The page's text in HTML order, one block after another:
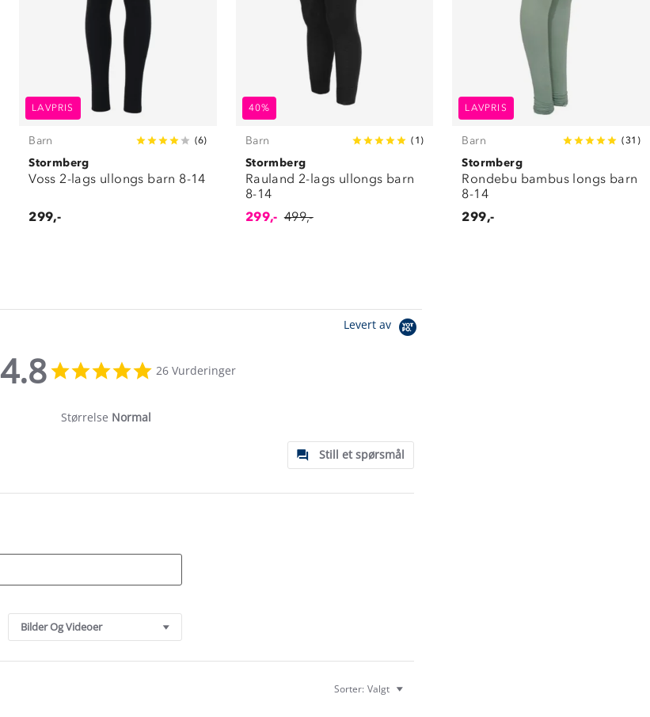
LAVPRIS
Barn (6)
Stormberg
Voss 2-lags ullongs barn 8-14
299,-
40%
Barn ( 1 )
Stormberg
Rauland 2-lags ullongs barn
8-14
299,- 499,-
LAVPRIS
Barn (31 )
Stormberg
Rondebu bambus longs barn
8-14
299,-
Levert av
4.8
star
26 Vurderinger
Størrelse Normal
Still et spørsmål
Bilder Og Videoer
Sorter: Valgt